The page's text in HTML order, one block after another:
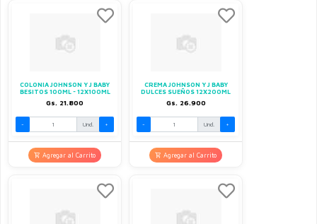
COLONIA JOHNSON Y J BABY
BESITOS 100ML - 12X100ML
Gs. 21.800
- Und. +
Agregar al Carrito
CREMA JOHNSON Y J BABY
DULCES SUEÑOS 12X200ML
Gs. 26.900
- Und. +
Agregar al Carrito